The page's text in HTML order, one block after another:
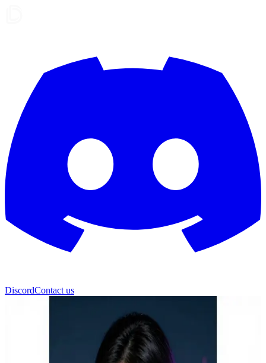
DiscordContact us